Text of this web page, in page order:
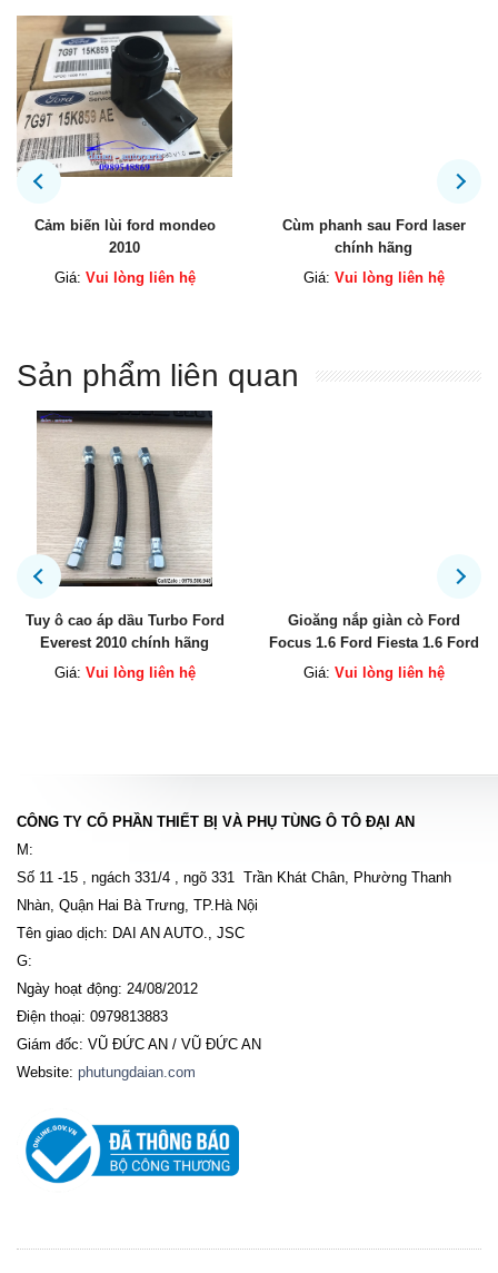
Cảm biến lùi ford mondeo
2010
Giá: Vui lòng liên hệ
Cùm phanh sau Ford laser
chính hãng
Giá: Vui lòng liên hệ
Sản phẩm liên quan
Tuy ô cao áp dầu Turbo Ford
Everest 2010 chính hãng
Giá: Vui lòng liên hệ
Gioăng nắp giàn cò Ford
Focus 1.6 Ford Fiesta 1.6 Ford
Ecosport chính hãng
Giá: Vui lòng liên hệ
CÔNG TY CỔ PHẦN THIẾT BỊ VÀ PHỤ TÙNG Ô TÔ ĐẠI AN
M:
Số 11 -15 , ngách 331/4 , ngõ 331 Trần Khát Chân, Phường Thanh
Nhàn, Quận Hai Bà Trưng, TP.Hà Nội
Tên giao dịch: DAI AN AUTO., JSC
G:
Ngày hoạt động: 24/08/2012
Điện thoại: 0979813883
Giám đốc: VŨ ĐỨC AN / VŨ ĐỨC AN
Website: phutungdaian.com